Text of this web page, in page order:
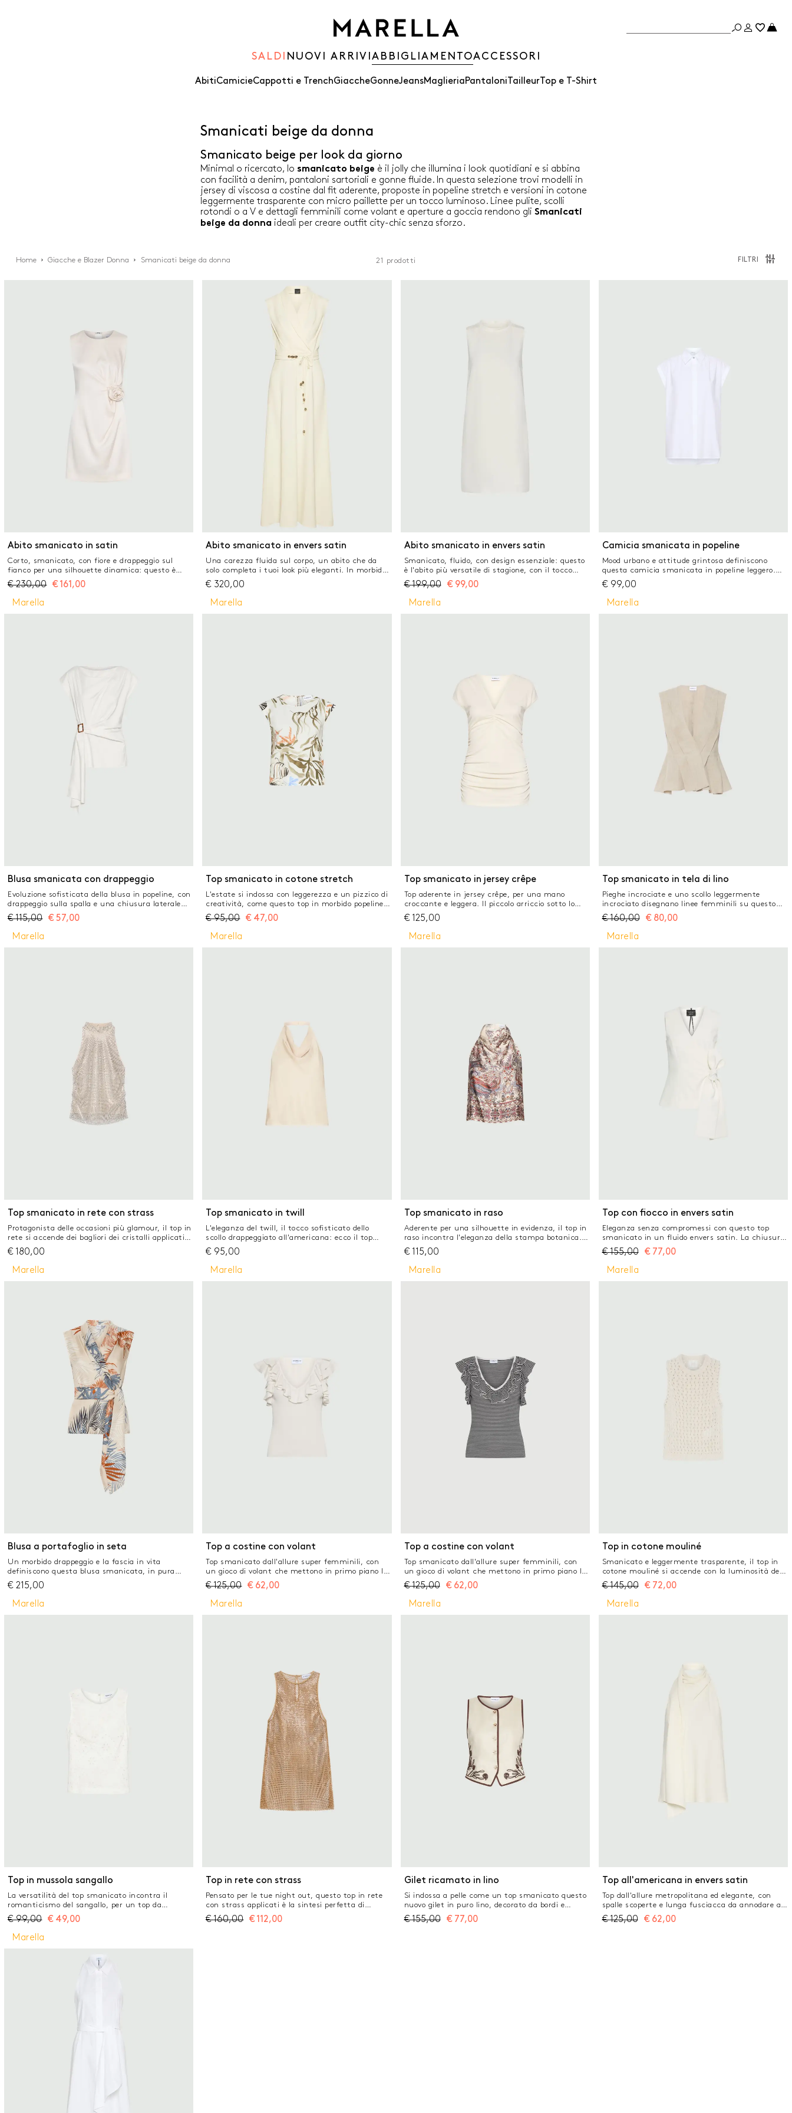
SALDI NUOVI ARRIVI ABBIGLIAMENTOACCESSORI
AbitiCamicieCappotti e TrenchGiaccheGonneJeansMaglieria Pantaloni Tailleur Top e T-Shirt
Smanicati beige da donna
Smanicato beige per look da giorno
Minimal o ricercato, lo smanicato beige è il jolly che illumina i look quotidiani e si abbina
con facilità a denim, pantaloni sartoriali e gonne fluide. In questa selezione trovi modelli in
jersey di viscosa a costine dal fit aderente, proposte in popeline stretch e versioni in cotone
leggermente trasparente con micro paillette per un tocco luminoso. Linee pulite, scolli
rotondi o a V e dettagli femminili come volant e aperture a goccia rendono gli Smanicati
beige da donna ideali per creare outfit city-chic senza sforzo.
Home Giacche e Blazer Donna Smanicati beige da donna 21 prodotti FILTRI
Abito a clessidra
Camicia
Tubino / abito a t-shirt
ELIMINA FILTRI FILTRA
CHIUDI FILTRI
Abito smanicato in satin
Corto, smanicato, con fiore e drappeggio sul
fianco per una silhouette dinamica: questo è
l'abito più versatile di stagione, perfetto per
l'ufficio o le serate con gli amici. Tessuto
principale contenente materie prime derivanti
dalla cellulosa del legno, fibra ricavata nel
€ 230,00 € 161,00
Abito smanicato in envers satin
Una carezza fluida sul corpo, un abito che da
solo completa i tuoi look più eleganti. In morbido
envers satin, con pieghe sul busto per una
silhouette in evidenza. Tessuto principale
contenente almeno il 50% di poliestere riciclato,
fibra proveniente dal riciclo di materiale plastico
€ 320,00
Abito smanicato in envers satin
Smanicato, fluido, con design essenziale: questo
è l'abito più versatile di stagione, con il tocco
elegante dell'envers satin i dettagli in raso a
contrasto. Aggiungi una slingback e la pochette,
il look è già pronto. Tessuto principale contenente
una percentuale di poliestere riciclato superiore al
€ 199,00 € 99,00
Camicia smanicata in popeline
Mood urbano e attitude grintosa definiscono
questa camicia smanicata in popeline leggero.
Da indossare con gli shorts, con la gonna, con i
pantaloni preferiti Camicia in popeline di puro
cotone Vestibilità regolare Collo a camicia e
abbottonatura nascosta Spalla scesa con risvolto
€ 99,00
Marella
Blusa smanicata con drappeggio
Evoluzione sofisticata della blusa in popeline, con
drappeggio sulla spalla e una chiusura laterale
con fibbia che crea movimento. Per un city look
originale, con personalità. Blusa in popeline di
cotone stretch Fit regolare con punto vita
aderente Scollo stondato con zip posteriore
€ 115,00 € 57,00
Marella
Top smanicato in cotone stretch
L'estate si indossa con leggerezza e un pizzico di
creatività, come questo top in morbido popeline,
con il tocco romantico dell'apertura a goccia
posteriore. La fantasia colorata, le pince al seno e
le maniche ad aletta aggiungono una grazia
tutta femminile. Tessuto principale contenente
€ 95,00 € 47,00
Marella
Top smanicato in jersey crêpe
Top aderente in jersey crêpe, per una mano
croccante e leggera. Il piccolo arriccio sotto lo
scollo aggiunge movimento e una nota
romantica. Top in jersey crêpe leggero Fit
aderente Scollo a V e linea smanicata
Arricciatura all'altezza del seno e sui fianchi
€ 125,00
Marella
Top smanicato in tela di lino
Pieghe incrociate e uno scollo leggermente
incrociato disegnano linee femminili su questo
top in lino lavato. Il taglio in vita mette in risalto
la silhouette, da completare con i pantaloni
coordinati. Top in tela di lino lavata Fit aderente
Scollo a V con bottoni a pressione nascosti Motivo
€ 160,00 € 80,00
Marella
Top smanicato in rete con strass
Protagonista delle occasioni più glamour, il top in
rete si accende dei bagliori dei cristalli applicati.
Smanicato, è il capo perfetto per i party della
nuova stagione. Top in rete con strass applicati e
dettagli in georgette Vestibilità regolare Collo
rialzato con linea all'americana Apertura a
€ 180,00
Marella
Top smanicato in twill
L'eleganza del twill, il tocco sofisticato dello
scollo drappeggiato all'americana: ecco il top
protagonista di stagione, che carezza la
silhouette e si stringe sul retro con nastri da
annodare. Tessuto principale contenente almeno
il 50% delle materie prime derivanti dalla
€ 95,00
Marella
Top smanicato in raso
Aderente per una silhouette in evidenza, il top in
raso incontra l'eleganza della stampa botanica.
Con spalle scoperte grazie allo scollo
all'americana e nodo per stringere il punto vita.
Tessuto principale contenente almeno il 50%
delle materie prime derivanti dalla cellulosa del
€ 115,00
Marella
Top con fiocco in envers satin
Eleganza senza compromessi con questo top
smanicato in un fluido envers satin. La chiusura
incrociata con fiocco laterale attira lo sguardo
sul punto vita, in un gioco di femminilità e linee
attuali. Tessuto principale contenente una
percentuale di poliestere riciclato superiore al
€ 155,00 € 77,00
Marella
Blusa a portafoglio in seta
Un morbido drappeggio e la fascia in vita
definiscono questa blusa smanicata, in pura
seta. La silhouette è femminile, enfatizzata da
una stampa jungle nei toni più eleganti della
stagione. Blusa a portafoglio in twill di pura seta
Fit regolare Scollo a V drappeggiato Costruzione
€ 215,00
Marella
Top a costine con volant
Top smanicato dall'allure super femminili, con
un gioco di volant che mettono in primo piano lo
scollo e le spalle. Aggiungi i denim e le ballerine
per un outfit easy chic da replicare all'infinito.
Top in lyocell a costine Fit aderente Scollo a V
Modello smanicato Dettaglio di volant sullo scollo
€ 125,00 € 62,00
Marella
Top a costine con volant
Top smanicato dall'allure super femminili, con
un gioco di volant che mettono in primo piano lo
scollo e le spalle. Aggiungi i denim e le ballerine
per un outfit easy chic da replicare all'infinito.
Top in lyocell a costine Fit aderente Scollo a V
Modello smanicato Dettaglio di volant sullo scollo
€ 125,00 € 62,00
Marella
Top in cotone mouliné
Smanicato e leggermente trasparente, il top in
cotone mouliné si accende con la luminosità delle
micro paillette. Il gioco di punti con onde e
traforature aggiunge sensualità ad un capo da
indossare in città o nei momenti off duty.
Tessuto principale contenente cotone biologico,
€ 145,00 € 72,00
Marella
Top in mussola sangallo
La versatilità del top smanicato incontra il
romanticismo del sangallo, per un top da
indossare tutti i giorni. Abbinalo ai pantaloni
coordinati o a una longuette vaporosa. Top in
mussola di cotone ricamata effetto sangallo
Vestibilità regolare Scollo stondato con chiusura
€ 99,00 € 49,00
Marella
Top in rete con strass
Pensato per le tue night out, questo top in rete
con strass applicati è la sintesi perfetta di
eleganza e contemporaneità. Per brillare tutta la
notte. Top in rete con strass Fit regolare Scollo
€ 160,00 € 112,00
Marella
Gilet ricamato in lino
Si indossa a pelle come un top smanicato questo
nuovo gilet in puro lino, decorato da bordi e
ricami a contrasto colore. Foderato, per un
comfort da indossare tutto il giorno. Gilet in lino
€ 155,00 € 77,00
Marella
Top all'americana in envers satin
Top dall'allure metropolitana ed elegante, con
spalle scoperte e lunga fusciacca da annodare al
collo. Linea scivolata sul busto, per abbinarsi
armoniosamente a pantaloni palazzo o pencil
€ 125,00 € 62,00
Marella